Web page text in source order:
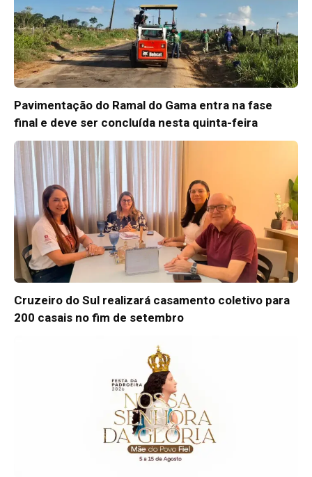
Pavimentação do Ramal do Gama entra na fase
final e deve ser concluída nesta quinta-feira
Cruzeiro do Sul realizará casamento coletivo para
200 casais no fim de setembro